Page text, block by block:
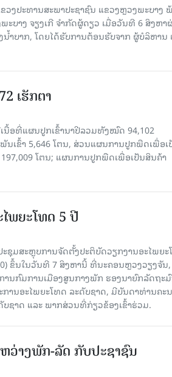
ວງປະທານສະພາປະຊາຊົນ ແຂວງຫຼວງພະບາງ
ບາງ ຈຽງເກີ ຈໍາກັດຜູ້ດຽວ ເມື່ອ​ວັນ​ທີ 6 ສິງ​ຫາ​
າບາກ, ໂດຍໄດ້ຮັບການຕ້ອນຮັບຈາກ ຜູ້ບໍລິຫານ
ເຮັກຕາ
ນື້ອທີ່ແຜນປູກເຂົ້ານາປີລວມທັງໝົດ 94,102
ເຂົ້າ 5,646 ໂຕນ, ສ່ວນແຜນການປູກພືດເພື່ອເ
ໂຕນ; ແຜນການປູກພືດເພື່ອເປັນສິນຄ້າ
ພຍະໂທດ 5 ປີ
ຊຸມສະຫຼຸບການຈັດຕັ້ງປະຕິບັດວຽກງານອະໄພຍ
ຂຶ້ນໃນວັນທີ 7 ສິງຫານີ້ ທີ່ນະຄອນຫຼວງວຽງຈັນ
ນກົມການເມືອງສູນກາງພັກ ຮອງນາຍົກລັດຖະ
ານອະໄພຍະໂທດ ລະດັບຊາດ, ມີບັນດາທ່ານຄະ
ຊາດ ແລະ ພາກສ່ວນທີ່ກ່ຽວຂ້ອງເຂົ້າຮ່ວມ.
າງພັກ-ລັດ ກັບປະຊາຊົນ